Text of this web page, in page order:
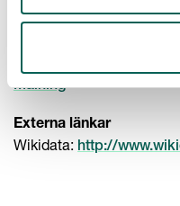
Måleri
Målning
Externa länkar
Wikidata: http://